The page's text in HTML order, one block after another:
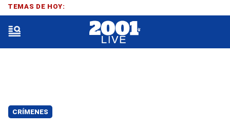
CRÍMENES
TEMAS DE HOY: